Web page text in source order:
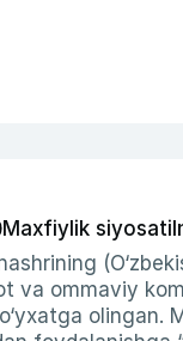
Maxfiylik siyosati
va ommaviy
olingan.